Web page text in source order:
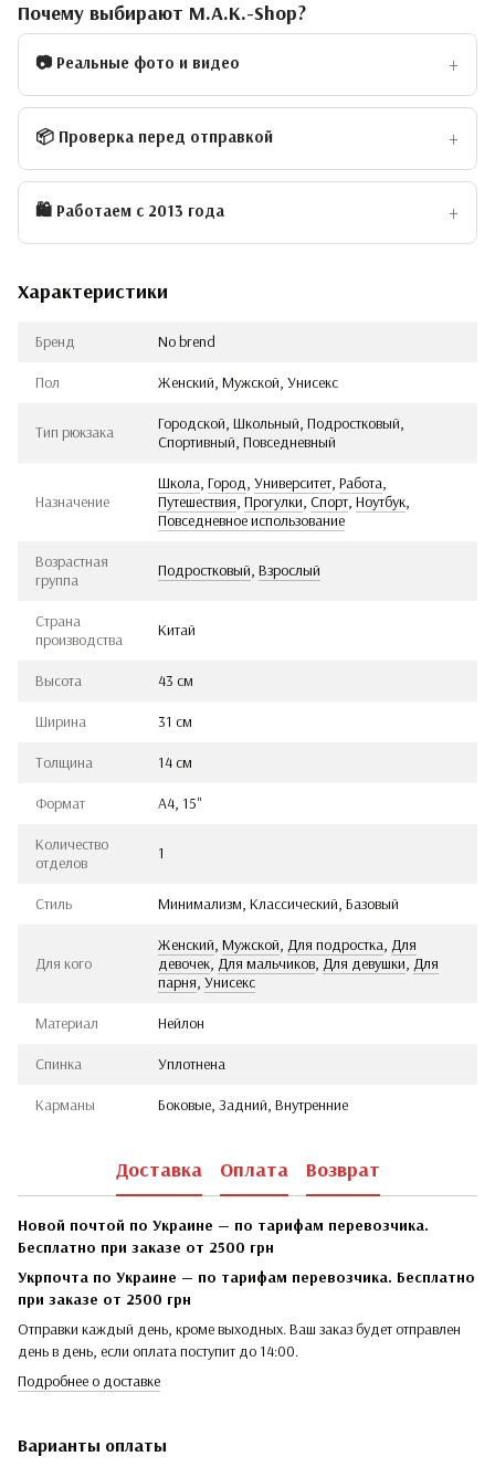
Почему выбирают M.A.K.-Shop?
📷 Реальные фото и видео
📦 Проверка перед отправкой
🛍 Работаем с 2013 года
Характеристики
Бренд No brend
Пол Женский, Мужской, Унисекс
Тип рюкзака
Городской, Школьный, Подростковый,
Спортивный, Повседневный
Назначение
Школа, Город, Университет, Работа,
Путешествия, Прогулки, Спорт, Ноутбук,
Повседневное использование
Возрастная
группа
Подростковый, Взрослый
Страна
производства
Китай
Высота 43 см
Ширина 31 см
Толщина 14 см
Формат А4, 15"
Количество
отделов
1
Стиль Минимализм, Классический, Базовый
Для кого
Женский, Мужской, Для подростка, Для
девочек, Для мальчиков, Для девушки, Для
парня, Унисекс
Материал Нейлон
Спинка Уплотнена
Карманы Боковые, Задний, Внутренние
Доставка Оплата Возврат
Новой почтой по Украине — по тарифам перевозчика.
Бесплатно при заказе от 2500 грн
Укрпочта по Украине — по тарифам перевозчика. Бесплатно
при заказе от 2500 грн
Отправки каждый день, кроме выходных. Ваш заказ будет отправлен
день в день, если оплата поступит до 14:00.
Подробнее о доставке
Варианты оплаты